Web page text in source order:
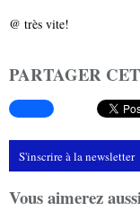
@ très vite!
PARTAGER
S'inscrire à la newsletter
Vous aimerez